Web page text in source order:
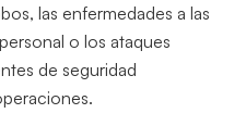
las enfermedades a las
o los ataques
de seguridad